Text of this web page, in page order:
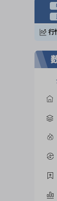
行